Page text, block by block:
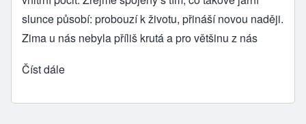
slunce působí: probouzí k životu, přináší novou naději.
Zima u nás nebyla příliš krutá a pro většinu z nás
Číst dále